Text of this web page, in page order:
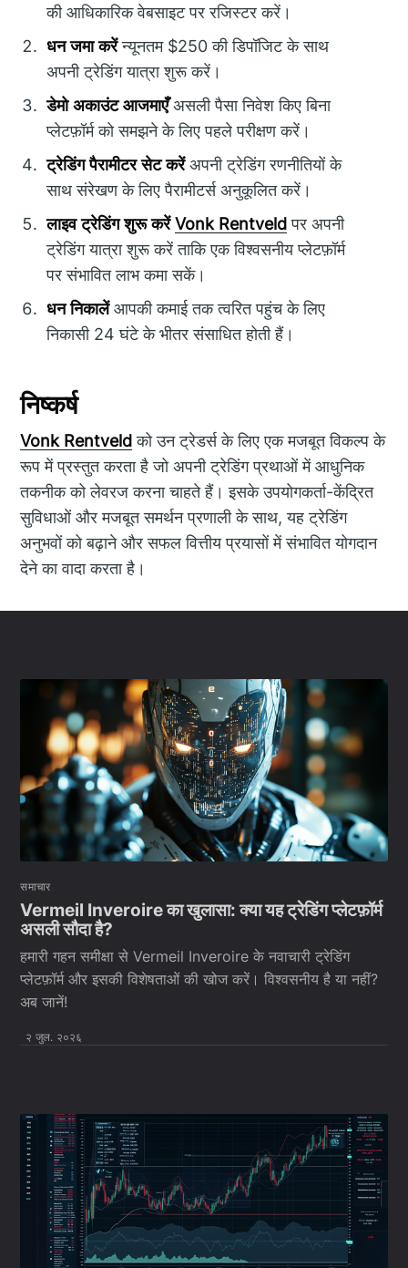
की आधिकारिक वेबसाइट पर रजिस्टर करें।
धन जमा करेंन्यूनतम $250 की डिपॉजिट के साथ
अपनी ट्रेडिंग यात्रा शुरू करें।
डेमो अकाउंट आजमाएँअसली पैसा निवेश किए बिना
प्लेटफ़ॉर्म को समझने के लिए पहले परीक्षण करें।
ट्रेडिंग पैरामीटर सेट करेंअपनी ट्रेडिंग रणनीतियों के
साथ संरेखण के लिए पैरामीटर्स अनुकूलित करें।
लाइव ट्रेडिंग शुरू करें Vonk Rentveldपर अपनी
ट्रेडिंग यात्रा शुरू करें ताकि एक विश्वसनीय प्लेटफ़ॉर्म
पर संभावित लाभ कमा सकें।
धन निकालेंआपकी कमाई तक त्वरित पहुंच के लिए
निकासी 24 घंटे के भीतर संसाधित होती हैं।
निष्कर्ष
Vonk Rentveld को उन ट्रेडर्स के लिए एक मजबूत विकल्प के
रूप में प्रस्तुत करता है जो अपनी ट्रेडिंग प्रथाओं में आधुनिक
तकनीक को लेवरज करना चाहते हैं। इसके उपयोगकर्ता-केंद्रित
सुविधाओं और मजबूत समर्थन प्रणाली के साथ, यह ट्रेडिंग
अनुभवों को बढ़ाने और सफल वित्तीय प्रयासों में संभावित योगदान
देने का वादा करता है।
समाचार
Vermeil Inveroire का खुलासा: क्या यह ट्रेडिंग प्लेटफ़ॉर्म
असली सौदा है?
हमारी गहन समीक्षा से Vermeil Inveroire के नवाचारी ट्रेडिंग
प्लेटफ़ॉर्म और इसकी विशेषताओं की खोज करें। विश्वसनीय है या नहीं?
अब जानें!
२ जुल. २०२६